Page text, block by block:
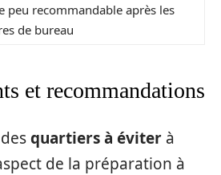
peu recommandable après les
de bureau
et recommandations
quartiers à éviter à
de la préparation à